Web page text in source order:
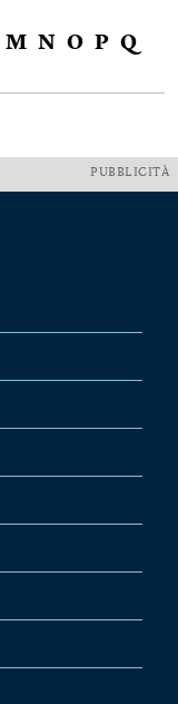
M N O P Q
PUBBLICITÀ